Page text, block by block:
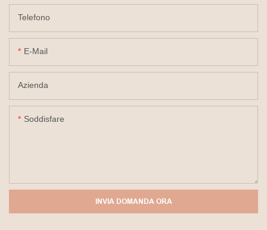
Telefono
E-Mail
Azienda
Soddisfare
INVIA DOMANDA ORA